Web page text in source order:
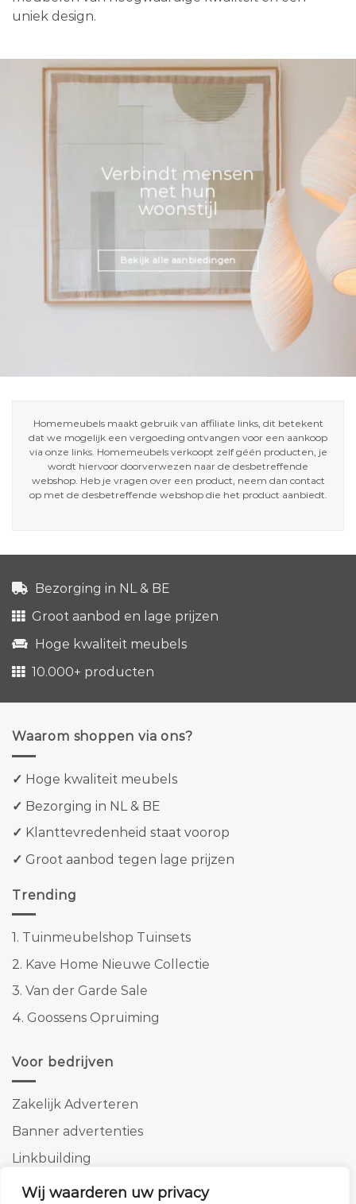
Wij waarderen uw privacy
uniek design.
Verbindt mensen
met hun
woonstijl
Bekijk alle aanbiedingen
Homemeubels maakt gebruik van affiliate links, dit betekent
dat we mogelijk een vergoeding ontvangen voor een aankoop
via onze links. Homemeubels verkoopt zelf géén producten, je
wordt hiervoor doorverwezen naar de desbetreffende
webshop. Heb je vragen over een product, neem dan contact
op met de desbetreffende webshop die het product aanbiedt.
Bezorging in NL & BE
Groot aanbod en lage prijzen
Hoge kwaliteit meubels
10.000+ producten
Waarom shoppen via ons?
✓ Hoge kwaliteit meubels
✓ Bezorging in NL & BE
✓ Klanttevredenheid staat voorop
✓ Groot aanbod tegen lage prijzen
Trending
1. Tuinmeubelshop Tuinsets
2. Kave Home Nieuwe Collectie
3. Van der Garde Sale
4. Goossens Opruiming
Voor bedrijven
Zakelijk Adverteren
Banner advertenties
Linkbuilding
SEO copywriting